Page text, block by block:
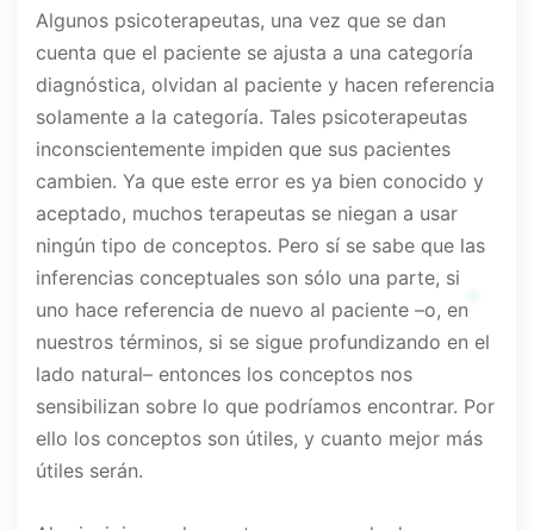
Algunos psicoterapeutas, una vez que se dan
cuenta que el paciente se ajusta a una categoría
diagnóstica, olvidan al paciente y hacen referencia
solamente a la categoría. Tales psicoterapeutas
inconscientemente impiden que sus pacientes
cambien. Ya que este error es ya bien conocido y
aceptado, muchos terapeutas se niegan a usar
ningún tipo de conceptos. Pero sí se sabe que las
inferencias conceptuales son sólo una parte, si
uno hace referencia de nuevo al paciente –o, en
nuestros términos, si se sigue profundizando en el
lado natural– entonces los conceptos nos
sensibilizan sobre lo que podríamos encontrar. Por
ello los conceptos son útiles, y cuanto mejor más
útiles serán.